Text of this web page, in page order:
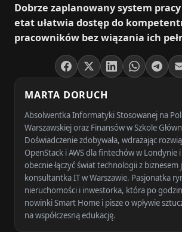
Dobrze zaplanowany system
etat ułatwia dostęp do
pracowników bez wiązania ich
MARTA DORUCH
Absolwentka Informatyki Stosowanej na
Warszawskiej oraz Finansów w Szkole
Doświadczenie zdobywała, wdrażając
OpenStack i AWS dla fintechów w Londynie
obecnie łączyć świat technologii z biznesem
konsultantka IT w Warszawie. Pasjonatka
nieruchomości i inwestorka, która po
nowinki Smart Home i pisze o wpływie
na współczesną edukację.